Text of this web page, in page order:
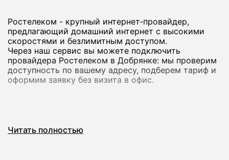
Ростелеком - крупный интернет‑провайдер,
предлагающий домашний интернет с высокими
скоростями и безлимитным доступом.
Через наш сервис вы можете подключить
провайдера Ростелеком в Добрянке: мы проверим
доступность по вашему адресу, подберем тариф и
оформим заявку без визита в офис.
Читать полностью